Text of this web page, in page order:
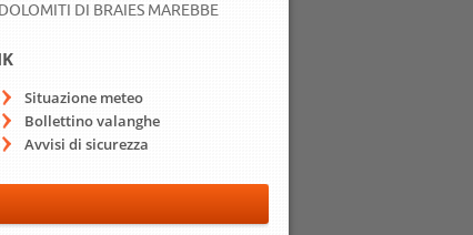
DI BRAIES MAREBBE
Situazione meteo
Bollettino valanghe
Avvisi di sicurezza